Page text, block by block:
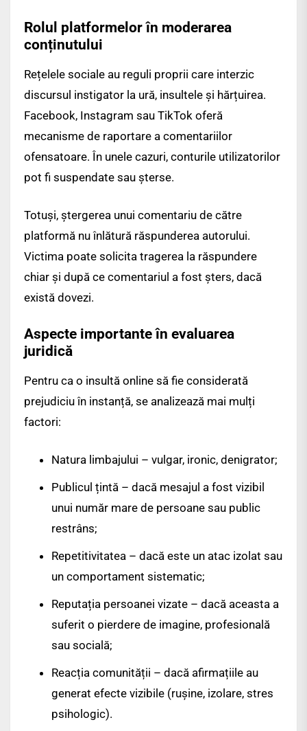
Rolul platformelor în moderarea
conținutului
Rețelele sociale au reguli proprii care interzic
discursul instigator la ură, insultele și hărțuirea.
Facebook, Instagram sau TikTok oferă
mecanisme de raportare a comentariilor
ofensatoare. În unele cazuri, conturile utilizatorilor
pot fi suspendate sau șterse.
Totuși, ștergerea unui comentariu de către
platformă nu înlătură răspunderea autorului.
Victima poate solicita tragerea la răspundere
chiar și după ce comentariul a fost șters, dacă
există dovezi.
Aspecte importante în evaluarea
juridică
Pentru ca o insultă online să fie considerată
prejudiciu în instanță, se analizează mai mulți
factori:
Natura limbajului – vulgar, ironic, denigrator;
Publicul țintă – dacă mesajul a fost vizibil
unui număr mare de persoane sau public
restrâns;
Repetitivitatea – dacă este un atac izolat sau
un comportament sistematic;
Reputația persoanei vizate – dacă aceasta a
suferit o pierdere de imagine, profesională
sau socială;
Reacția comunității – dacă afirmațiile au
generat efecte vizibile (rușine, izolare, stres
psihologic).